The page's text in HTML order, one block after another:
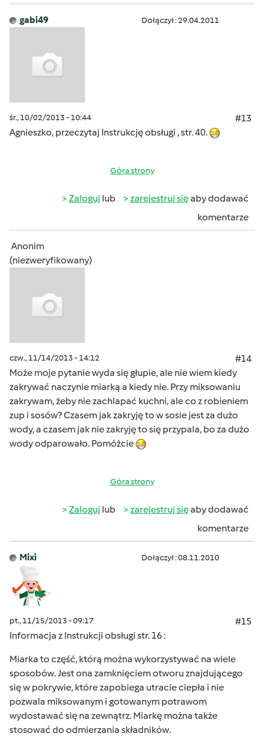
gabi49 Dołączył : 29.04.2011
śr., 10/02/2013 - 10:44
#13
Agnieszko, przeczytaj Instrukcję obsługi , str. 40.
Góra strony
Zaloguj lub zarejestruj sięaby dodawać
komentarze
Anonim
(niezweryfikowany)
czw., 11/14/2013 - 14:12
#14
Może moje pytanie wyda się głupie, ale nie wiem kiedy
zakrywać naczynie miarką a kiedy nie. Przy miksowaniu
zakrywam, żeby nie zachlapać kuchni, ale co z robieniem
zup i sosów? Czasem jak zakryję to w sosie jest za dużo
wody, a czasem jak nie zakryję to się przypala, bo za dużo
wody odparowało. Pomóżcie
Góra strony
Zaloguj lub zarejestruj sięaby dodawać
komentarze
Mixi Dołączył : 08.11.2010
pt., 11/15/2013 - 09:17
#15
Informacja z Instrukcji obsługi str. 16 :
Miarka to część, którą można wykorzystywać na wiele
sposobów. Jest ona zamknięciem otworu znajdującego
się w pokrywie, które zapobiega utracie ciepła i nie
pozwala miksowanym i gotowanym potrawom
wydostawać się na zewnątrz. Miarkę można także
stosować do odmierzania składników.